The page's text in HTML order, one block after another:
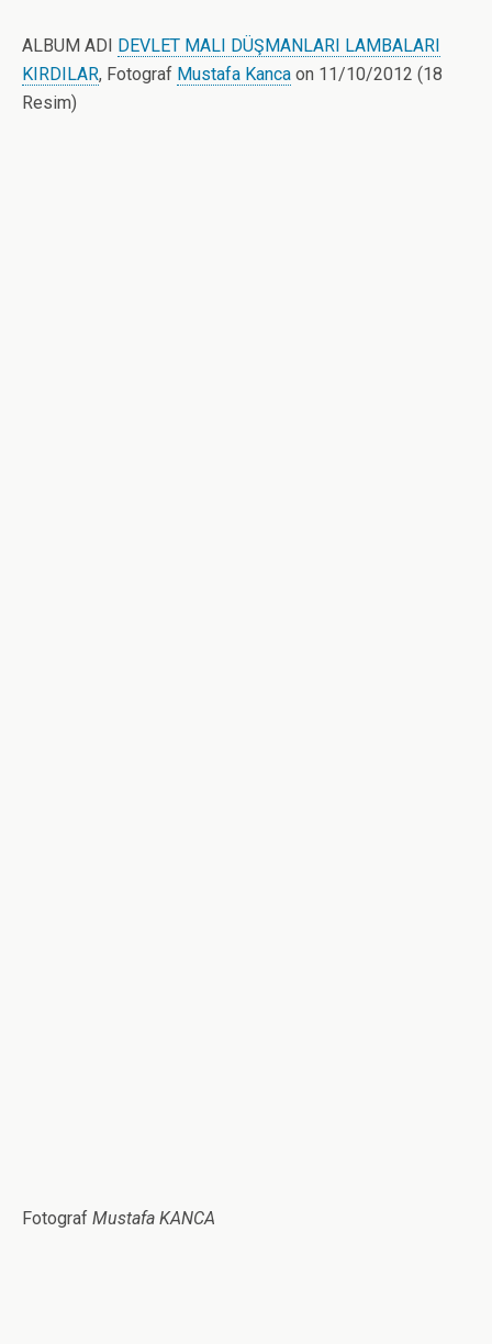
ALBUM ADI DEVLET MALI DÜŞMANLARI LAMBALARI
KIRDILAR, Fotograf Mustafa Kanca on 11/10/2012 (18
Resim)
Fotograf Mustafa KANCA